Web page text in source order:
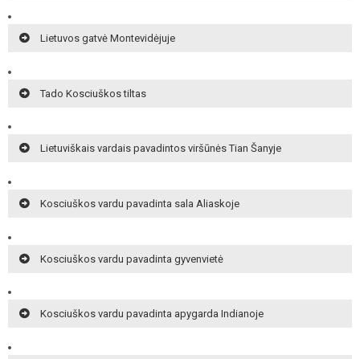
Lietuvos gatvė Montevidėjuje
Tado Kosciuškos tiltas
Lietuviškais vardais pavadintos viršūnės Tian Šanyje
Kosciuškos vardu pavadinta sala Aliaskoje
Kosciuškos vardu pavadinta gyvenvietė
Kosciuškos vardu pavadinta apygarda Indianoje